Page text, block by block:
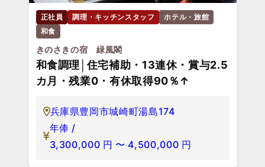
正社員 調理・キッチンスタッフ
ホテル・旅館
和食
きのさきの宿 緑風閣
和食調理│住宅補助・13連休・賞与2.5
カ月・残業0・有休取得90％↑
兵庫県豊岡市城崎町湯島174
年俸 /
3,300,000 円 〜 4,500,000 円